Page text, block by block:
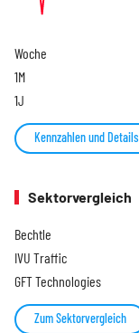
Woche
1M
1J
Kennzahlen und Details
Sektorvergleich
Bechtle
IVU Traffic
GFT Technologies
Zum Sektorvergleich